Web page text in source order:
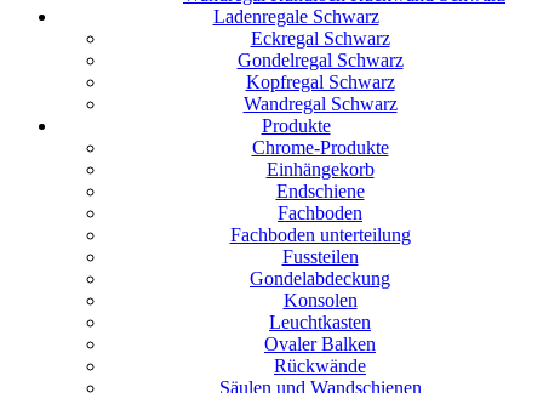
Ladenregale Schwarz
Eckregal Schwarz
Gondelregal Schwarz
Kopfregal Schwarz
Wandregal Schwarz
Produkte
Chrome-Produkte
Einhängekorb
Endschiene
Fachboden
Fachboden unterteilung
Fussteilen
Gondelabdeckung
Konsolen
Leuchtkasten
Ovaler Balken
Rückwände
Säulen und Wandschienen